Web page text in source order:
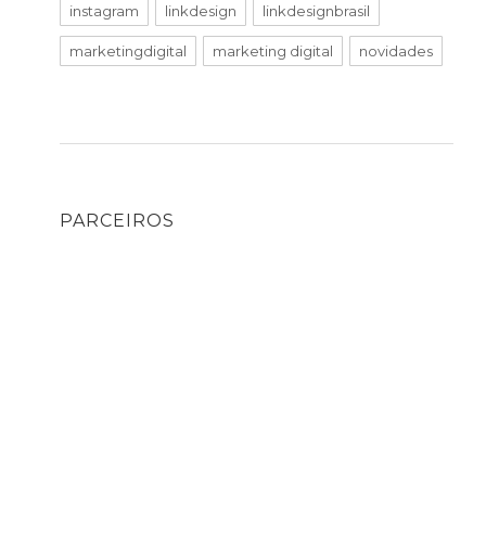
instagram linkdesign linkdesignbrasil
marketingdigital marketing digital novidades
PARCEIROS